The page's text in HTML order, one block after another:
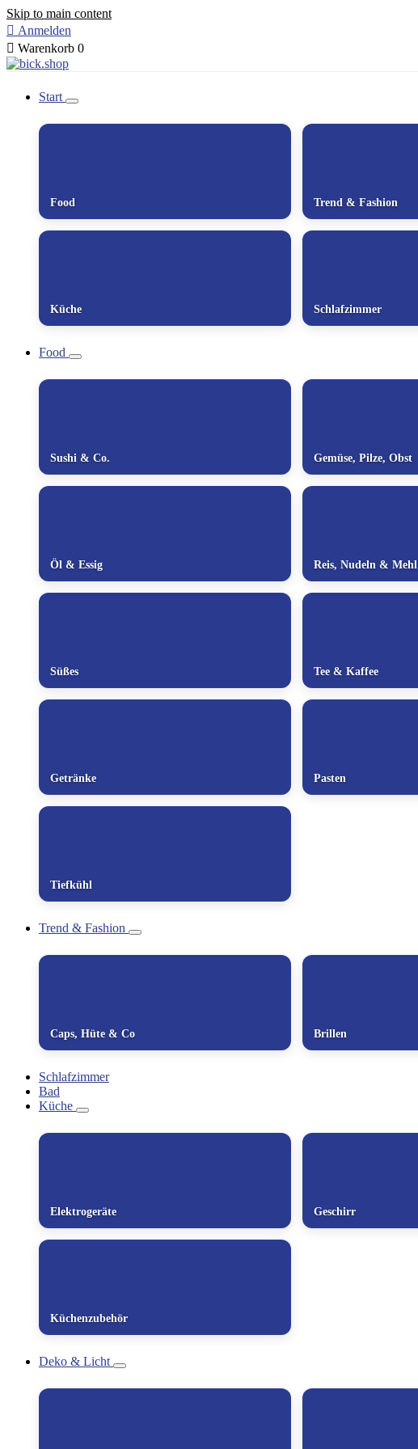
Skip to main content
 Anmelden
 Warenkorb 0
Start
Food Trend & Fashion
Küche Schlafzimmer
Food
Sushi & Co. Gemüse, Pilze, Obst
Öl & Essig Reis, Nudeln & Mehl
Süßes Tee & Kaffee
Getränke Pasten
Tiefkühl
Trend & Fashion
Caps, Hüte & Co Brillen
Schlafzimmer
Bad
Küche
Elektrogeräte Geschirr
Küchenzubehör
Deko & Licht